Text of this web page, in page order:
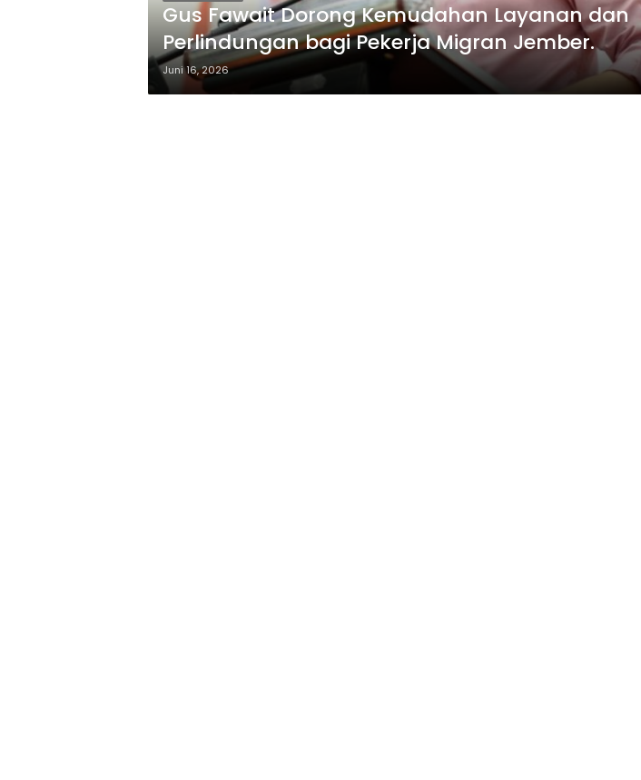
Gus Fawait Dorong Kemudahan Layanan dan
Perlindungan bagi Pekerja Migran Jember.
Juni 16, 2026